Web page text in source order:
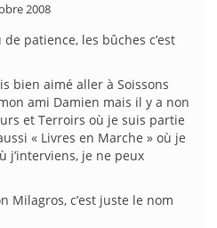
2008
de patience, les bûches c’est
bien aimé aller à Soissons
ami Damien mais il y a non
et Terroirs où je suis partie
« Livres en Marche » où je
j’interviens, je ne peux
Milagros, c’est juste le nom